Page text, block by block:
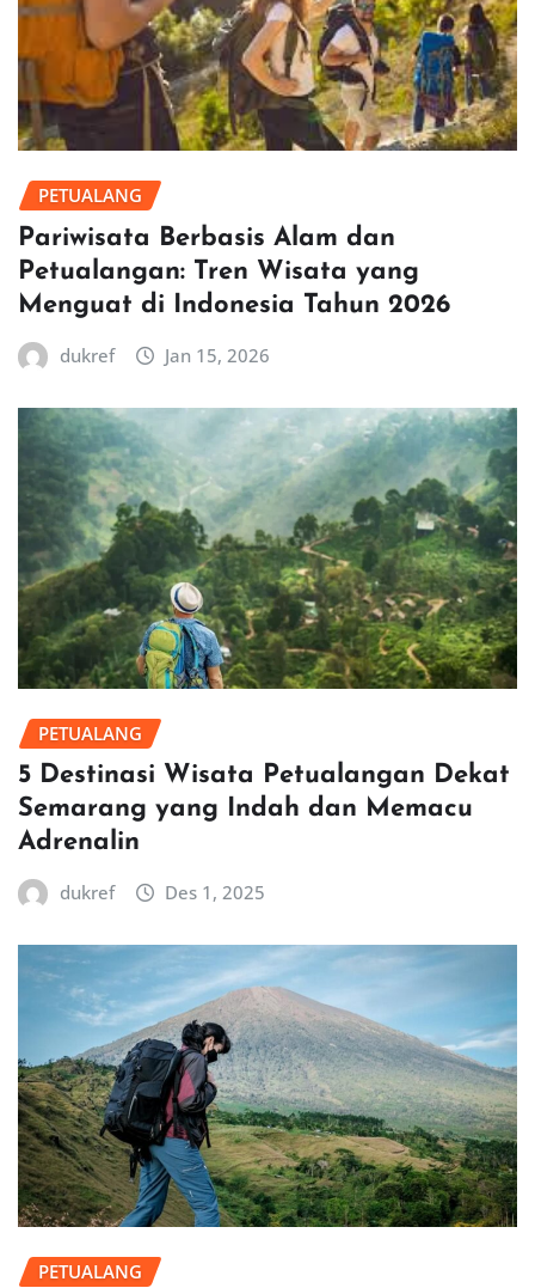
PETUALANG
Pariwisata Berbasis Alam dan
Petualangan: Tren Wisata yang
Menguat di Indonesia Tahun 2026
dukref Jan 15, 2026
PETUALANG
5 Destinasi Wisata Petualangan Dekat
Semarang yang Indah dan Memacu
Adrenalin
dukref Des 1, 2025
PETUALANG